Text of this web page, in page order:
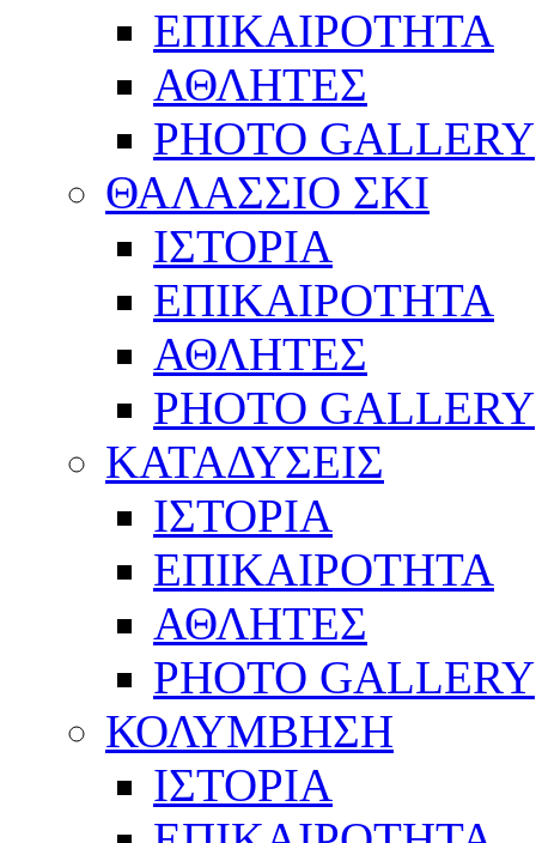
ΕΠΙΚΑΙΡΟΤΗΤΑ
ΑΘΛΗΤΕΣ
PHOTO GALLERY
ΘΑΛΑΣΣΙΟ ΣΚΙ
ΙΣΤΟΡΙΑ
ΕΠΙΚΑΙΡΟΤΗΤΑ
ΑΘΛΗΤΕΣ
PHOTO GALLERY
ΚΑΤΑΔΥΣΕΙΣ
ΙΣΤΟΡΙΑ
ΕΠΙΚΑΙΡΟΤΗΤΑ
ΑΘΛΗΤΕΣ
PHOTO GALLERY
ΚΟΛΥΜΒΗΣΗ
ΙΣΤΟΡΙΑ